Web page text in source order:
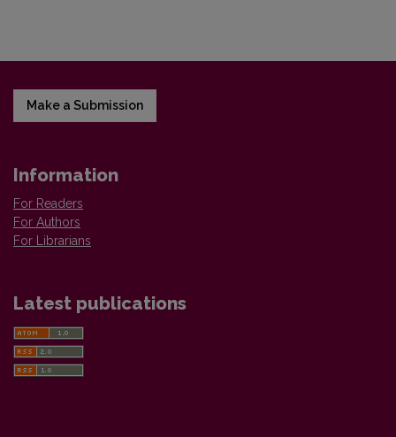
Make a Submission
Information
For Readers
For Authors
For Librarians
Latest publications